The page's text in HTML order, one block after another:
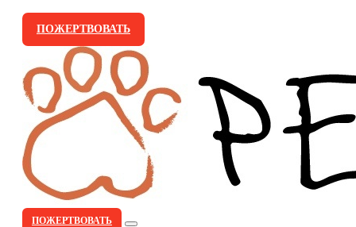
ПОЖЕРТВОВАТЬ
ПОЖЕРТВОВАТЬ